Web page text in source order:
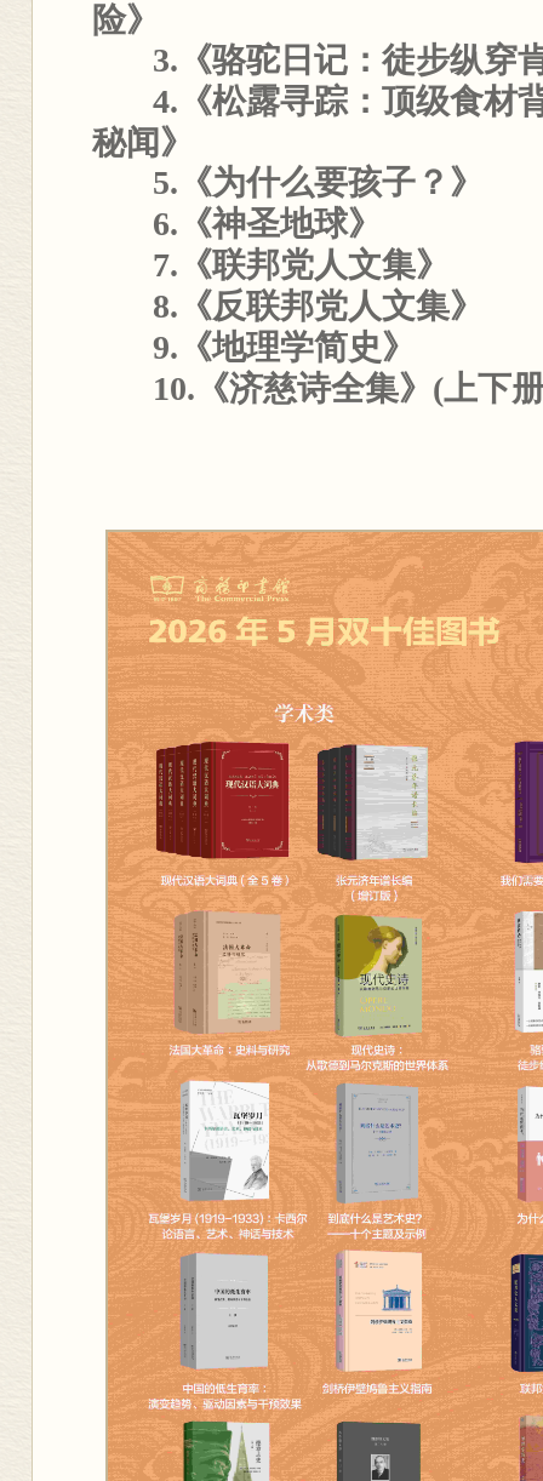
险》
3.《骆驼日记：徒步纵穿
4.《松露寻踪：顶级食材
秘闻》
5.《为什么要孩子？》
6.《神圣地球》
7.《联邦党人文集》
8. 《反联邦党人文集》
9. 《地理学简史》
10. 《济慈诗全集》(上下